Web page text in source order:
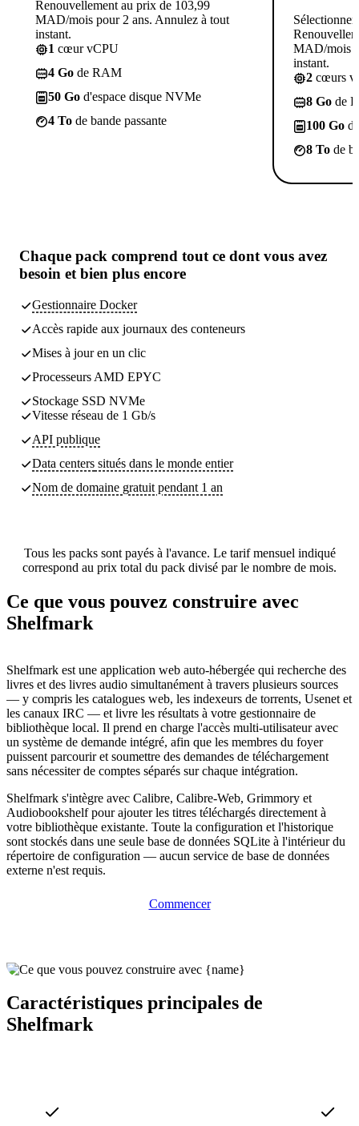
Renouvellement au prix de 103,99
MAD/mois pour 2 ans. Annulez à tout
instant.
1 cœur vCPU
4 Go de RAM
50 Go d'espace disque NVMe
4 To de bande passante
Sélectionner
MAD/mois
instant.
2 cœurs
8 Go de
100 Go
8 To de
Chaque pack comprend tout ce dont vous avez
besoin et bien plus encore
Gestionnaire Docker
Accès rapide aux journaux des conteneurs
Mises à jour en un clic
Processeurs AMD EPYC
Stockage SSD NVMe
Vitesse réseau de 1 Gb/s
API publique
Data centers situés dans le monde entier
Nom de domaine gratuit pendant 1 an
Tous les packs sont payés à l'avance. Le tarif mensuel indiqué
correspond au prix total du pack divisé par le nombre de mois.
Ce que vous pouvez construire avec
Shelfmark
Shelfmark est une application web auto-hébergée qui recherche des
livres et des livres audio simultanément à travers plusieurs sources
— y compris les catalogues web, les indexeurs de torrents, Usenet et
les canaux IRC — et livre les résultats à votre gestionnaire de
bibliothèque local. Il prend en charge l'accès multi-utilisateur avec
un système de demande intégré, afin que les membres du foyer
puissent parcourir et soumettre des demandes de téléchargement
sans nécessiter de comptes séparés sur chaque intégration.
Shelfmark s'intègre avec Calibre, Calibre-Web, Grimmory et
Audiobookshelf pour ajouter les titres téléchargés directement à
votre bibliothèque existante. Toute la configuration et l'historique
sont stockés dans une seule base de données SQLite à l'intérieur du
répertoire de configuration — aucun service de base de données
externe n'est requis.
Commencer
Caractéristiques principales de
Shelfmark